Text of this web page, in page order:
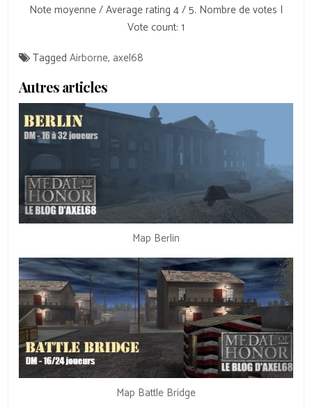
Note moyenne / Average rating 4/ 5. Nombre de votes |
Vote count: 1
TaggedAirborne, axel68
Autres articles
Map Berlin
Map Battle Bridge